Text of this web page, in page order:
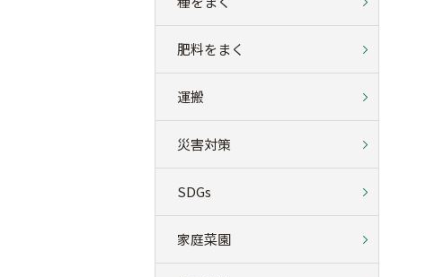
肥料をまく
運搬
災害対策
SDGs
家庭菜園